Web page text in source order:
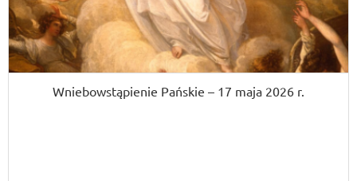
Wniebowstąpienie Pańskie – 17 maja 2026 r.